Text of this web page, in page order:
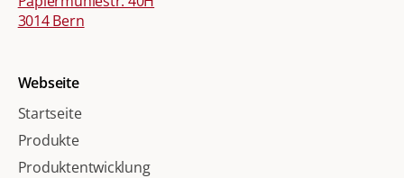
3014 Bern
Webseite
Startseite
Produkte
Produktentwicklung